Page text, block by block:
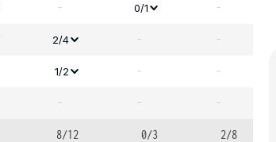
- 0/1 -
2/4 - -
1/2 - -
- - -
8/12 0/3 2/8